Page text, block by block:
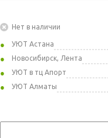
Нет в наличии
УЮТ Астана
Новосибирск, Лента
УЮТ в тц Апорт
УЮТ Алматы